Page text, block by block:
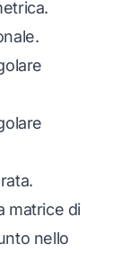
matrice di
nello